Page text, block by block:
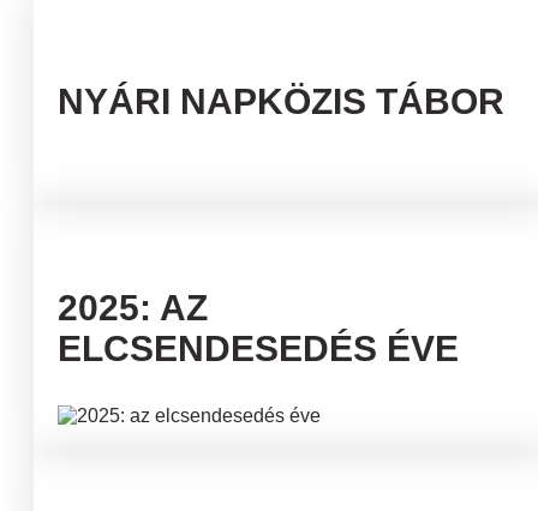
NYÁRI NAPKÖZIS TÁBOR
2025: AZ
ELCSENDESEDÉS ÉVE